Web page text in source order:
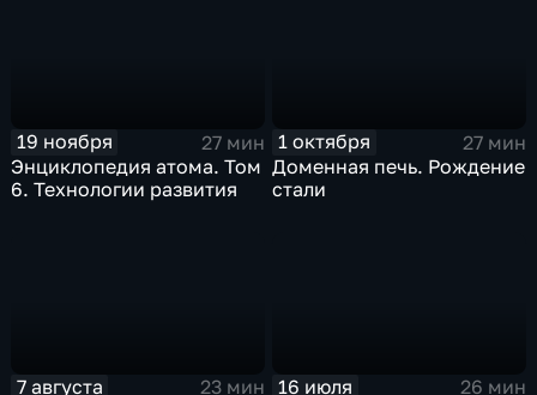
19 ноября
27 мин
Энциклопедия атома. Том
6. Технологии развития
1 октября
27 мин
Доменная печь. Рождение
стали
7 августа
23 мин
16 июля
26 мин